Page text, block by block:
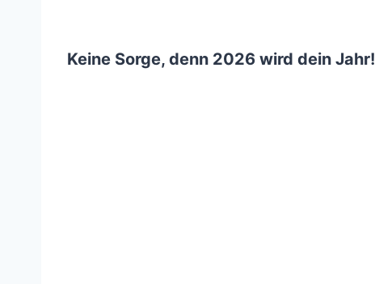
Keine Sorge, denn 2026 wird dein Jahr!